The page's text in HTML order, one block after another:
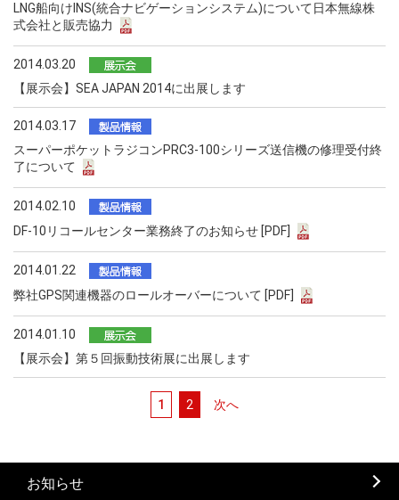
LNG船向けINS(統合ナビゲーションシステム)について日本無線株
式会社と販売協力
2014.03.20
【展示会】SEA JAPAN 2014に出展します
2014.03.17
スーパーポケットラジコンPRC3-100シリーズ送信機の修理受付終
了について
2014.02.10
DF-10リコールセンター業務終了のお知らせ [PDF]
2014.01.22
弊社GPS関連機器のロールオーバーについて [PDF]
2014.01.10
【展示会】第５回振動技術展に出展します
1 2 次へ
お知らせ